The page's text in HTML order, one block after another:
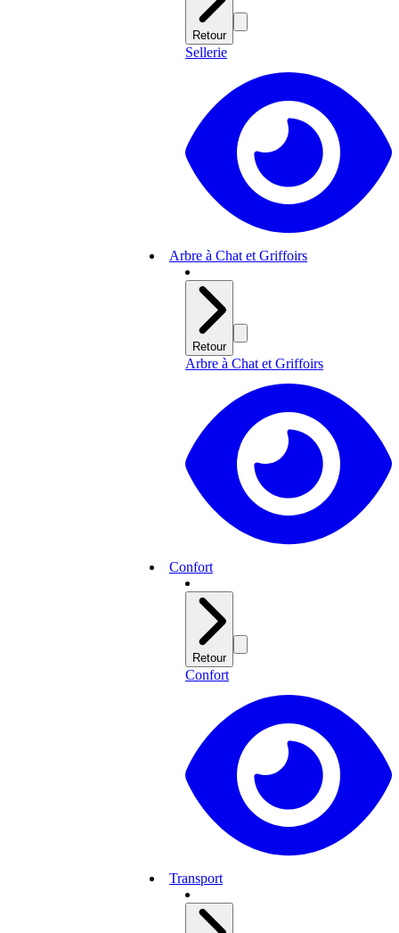
Retour
Sellerie
Arbre à Chat et Griffoirs
Retour
Arbre à Chat et Griffoirs
Confort
Retour
Confort
Transport